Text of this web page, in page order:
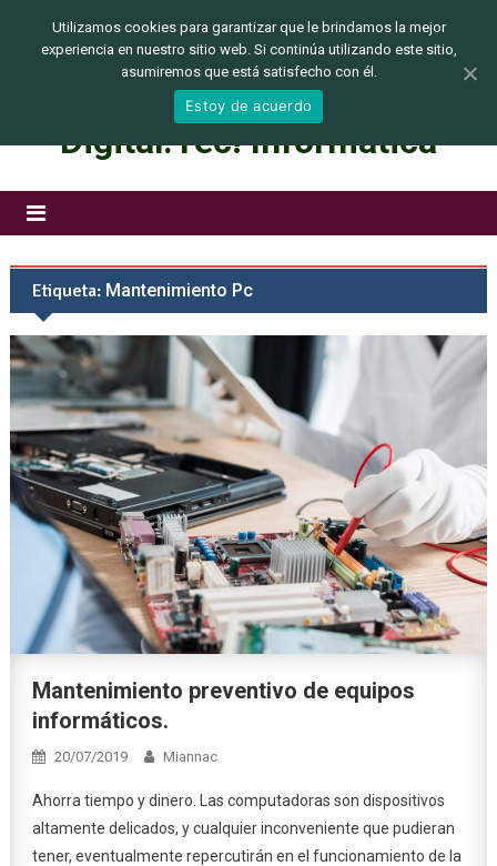
jueves, agosto 06, 2026
Digital.Tec! Informática
Etiqueta: Mantenimiento Pc
Mantenimiento preventivo de equipos
informáticos.
20/07/2019 Miannac
Ahorra tiempo y dinero. Las computadoras son dispositivos
altamente delicados, y cualquier inconveniente que pudieran
tener, eventualmente repercutirán en el funcionamiento de la
Utilizamos cookies para garantizar que le brindamos la mejor
experiencia en nuestro sitio web. Si continúa utilizando este sitio,
asumiremos que está satisfecho con él.
Estoy de acuerdo